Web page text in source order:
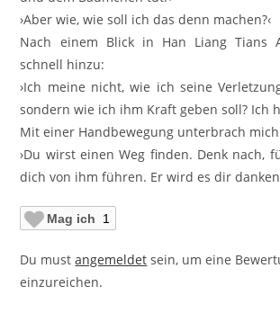
›Aber wie, wie soll ich das denn machen?‹
Nach einem Blick in Han Liang Tians
schnell hinzu:
›Ich meine nicht, wie ich seine
sondern wie ich ihm Kraft geben soll? Ich
Mit einer Handbewegung unterbrach
›Du wirst einen Weg finden. Denk nach,
dich von ihm führen. Er wird es dir
Mag ich 1
Du mustangemeldet sein, um eine
einzureichen.